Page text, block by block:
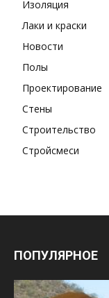
Изоляция
Лаки и краски
Новости
Полы
Проектирование
Стены
Строительство
Стройсмеси
ПОПУЛЯРНОЕ